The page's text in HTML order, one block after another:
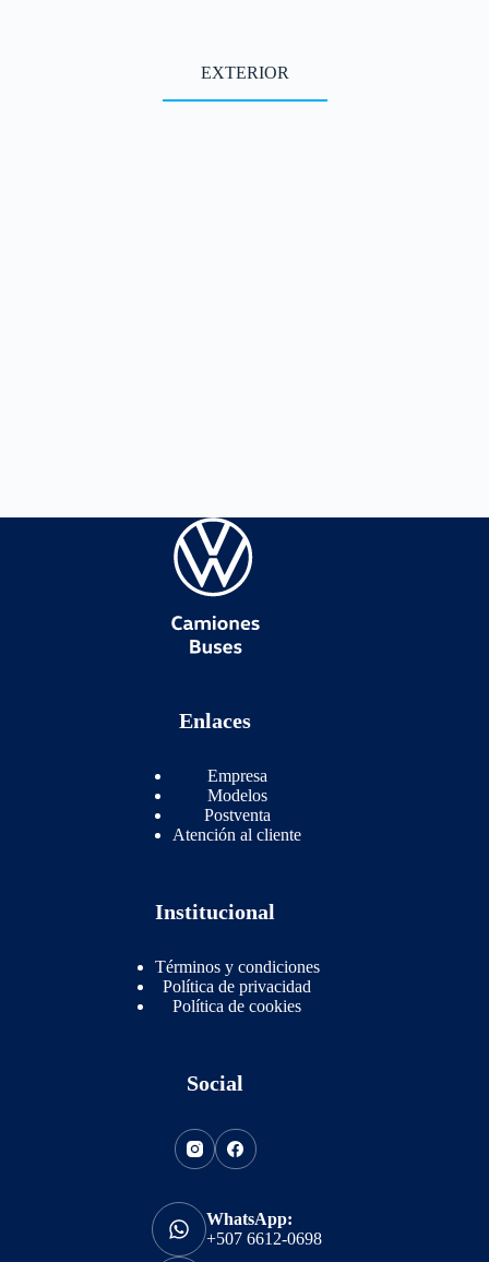
EXTERIOR
Enlaces
Empresa
Modelos
Postventa
Atención al cliente
Institucional
Términos y condiciones
Política de privacidad
Política de cookies
Social
WhatsApp:
+507 6612-0698